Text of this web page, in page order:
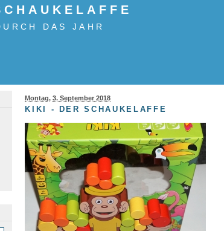
DAS JAHR
Montag, 3. September 2018
KIKI - DER SCHAUKELAFFE